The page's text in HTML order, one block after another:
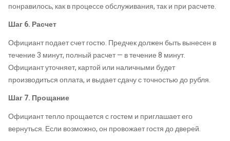
понравилось, как в процессе обслуживания, так и при расчете.
Шаг 6. Расчет
Официант подает счет гостю. Предчек должен быть вынесен в
течение 3 минут, полный расчет — в течение 8 минут.
Официант уточняет, картой или наличными будет
производиться оплата, и выдает сдачу с точностью до рубля.
Шаг 7. Прощание
Официант тепло прощается с гостем и приглашает его
вернуться. Если возможно, он провожает гостя до дверей.